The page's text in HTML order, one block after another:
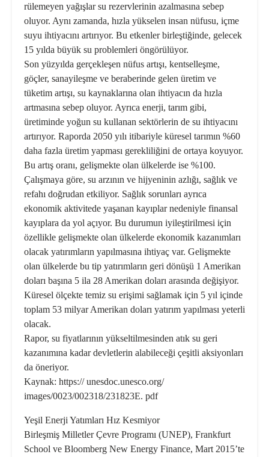
rülemeyen yağışlar su rezervlerinin azalmasına sebep
oluyor. Aynı za­manda, hızla yükselen insan nüfu­su, içme
suyu ihtiyacını artırıyor. Bu etkenler birleştiğinde, gelecek
15 yılda büyük su problemleri ön­görülüyor.
Son yüzyılda gerçekleşen nüfus artışı, kentselleşme,
göçler, sanayi­leşme ve beraberinde gelen üretim ve
tüketim artışı, su kaynaklarına olan ihtiyacın da hızla
artmasına sebep oluyor. Ayrıca enerji, tarım gibi,
üretiminde yoğun su kullanan sektörlerin de su ihtiyacını
artırıyor. Raporda 2050 yılı itibariyle küresel tarımın %60
daha fazla üretim yap­ması gerekliliğini de ortaya koyu­yor.
Bu artış oranı, gelişmekte olan ülkelerde ise %100.
Çalışmaya göre, su arzının ve hij­yeninin azlığı, sağlık ve
refahı doğ­rudan etkiliyor. Sağlık sorunları ayrıca
ekonomik aktivitede yaşanan kayıplar nedeniyle finansal
kayıpla­ra da yol açıyor. Bu durumun iyi­leştirilmesi için
özellikle gelişmekte olan ülkelerde ekonomik kazanım­ları
olacak yatırımların yapılmasına ihtiyaç var. Gelişmekte
olan ülkeler­de bu tip yatırımların geri dönüşü 1 Amerikan
doları başına 5 ila 28 Amerikan doları arasında değişiyor.
Küresel ölçekte temiz su erişimi sağlamak için 5 yıl içinde
toplam 53 milyar Amerikan doları yatırım yapılması yeterli
olacak.
Rapor, su fiyatlarının yükseltilme­sinden atık su geri
kazanımına kadar devletlerin alabileceği çeşitli aksiyonları
da öneriyor.
Kaynak: https:// unesdoc.unesco.org/
images/0023/002318/231823E. pdf
Yeşil Enerji Yatımları Hız Kesmiyor
Birleşmiş Milletler Çevre Programı (UNEP), Frankfurt
School ve Bloomberg New Energy Finance, Mart 2015’te